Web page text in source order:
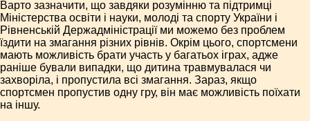
Варто зазначити, що завдяки розумінню та підтримці
Міністерства освіти і науки, молоді та спорту України і
Рівненській Держадміністрації ми можемо без проблем
їздити на змагання різних рівнів. Окрім цього, спортсмени
мають можливість брати участь у багатьох іграх, адже
раніше бували випадки, що дитина травмувалася чи
захворіла, і пропустила всі змагання. Зараз, якщо
спортсмен пропустив одну гру, він має можливість поїхати
на іншу.